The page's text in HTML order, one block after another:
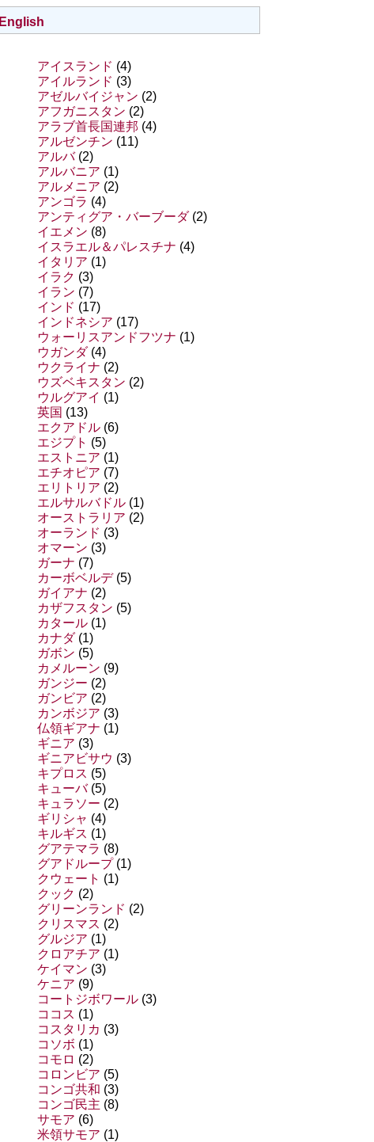
English
アイスランド (4)
アイルランド (3)
アゼルバイジャン (2)
アフガニスタン (2)
アラブ首長国連邦 (4)
アルゼンチン (11)
アルバ(2)
アルバニア (1)
アルメニア (2)
アンゴラ (4)
アンティグア・バーブーダ(2)
イエメン (8)
イスラエル＆パレスチナ (4)
イタリア (1)
イラク (3)
イラン (7)
インド (17)
インドネシア (17)
ウォーリスアンドフツナ (1)
ウガンダ(4)
ウクライナ (2)
ウズベキスタン (2)
ウルグアイ (1)
英国 (13)
エクアドル (6)
エジプト (5)
エストニア (1)
エチオピア (7)
エリトリア (2)
エルサルバドル (1)
オーストラリア (2)
オーランド (3)
オマーン (3)
ガーナ (7)
カーボベルデ(5)
ガイアナ (2)
カザフスタン (5)
カタール (1)
カナダ(1)
ガボン (5)
カメルーン (9)
ガンジー (2)
ガンビア (2)
カンボジア (3)
仏領ギアナ (1)
ギニア (3)
ギニアビサウ (3)
キプロス (5)
キューバ(5)
キュラソー (2)
ギリシャ (4)
キルギス (1)
グアテマラ (8)
グアドループ(1)
クウェート (1)
クック (2)
グリーンランド (2)
クリスマス (2)
グルジア (1)
クロアチア (1)
ケイマン (3)
ケニア (9)
コートジボワール (3)
ココス (1)
コスタリカ (3)
コソボ (1)
コモロ (2)
コロンビア (5)
コンゴ共和 (3)
コンゴ民主 (8)
サモア (6)
米領サモア (1)